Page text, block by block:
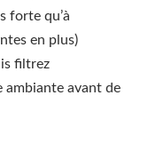
forte qu’à
en plus)
filtrez
ambiante avant de